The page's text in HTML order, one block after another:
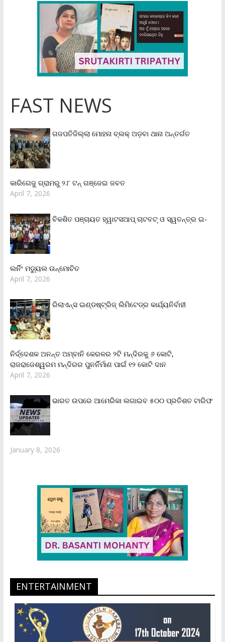
FAST NEWS
ଗଜପତିଜିଲ୍ଲା ମୋହନା ବ୍ଲକ୍‌ ଅଡ଼ବା ଥାନା ଅନ୍ତର୍ଗତ
କାରିଗେଜୁ ଗ୍ରାମରୁ ୨.୮ ଟନ୍ ଗଞ୍ଜେଇ ଜବତ
April 7, 2026
ବିକଶିତ ପଞ୍ଚାୟତ ହ୍ୱାଟସଆପ୍ ଚାଟବଟ୍ ଓ ସ୍ୱତନ୍ତ୍ର ଇ-
ଲର୍ନିଂ ମଡ୍ୟୁଲ ଉନ୍ମୋଚିତ
April 7, 2026
ରିଲାଏନ୍‌ସ ଇଣ୍ଡଷ୍ଟ୍ରିଜ୍ ଲିମିଟେଡ୍‌ର କାର୍ଯ୍ୟନିର୍ବାହୀ
ନିର୍ଦ୍ଦେଶକ ଅନନ୍ତ ଅମ୍ବାନି କେରଳର ୨ଟି ମନ୍ଦିରକୁ ୬ କୋଟି,
ରାଜରାଜେଶ୍ୱରମ ମନ୍ଦିରର ପୁନର୍ନିର୍ମାଣ ପାଇଁ ୧୨ କୋଟି ଦାନ
April 7, 2026
ଭାରତ ଉପରେ ଆମେରିକା ଲଗାଇବ ୫୦୦ ପ୍ରତିଶତ ଟାରିଫ
January 8, 2026
ENTERTAINMENT